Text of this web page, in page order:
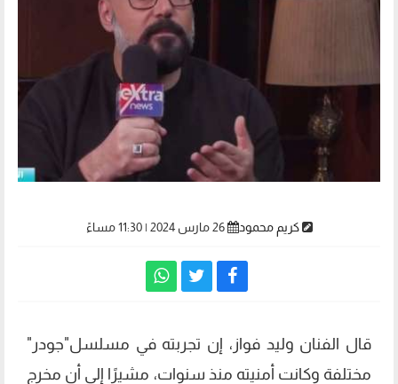
كريم محمود 26 مارس 2024 | 11:30 مساءً
قال الفنان وليد فواز، إن تجربته في مسلسل"جودر"
مختلفة وكانت أمنيته منذ سنوات، مشيرًا إلى أن مخرج